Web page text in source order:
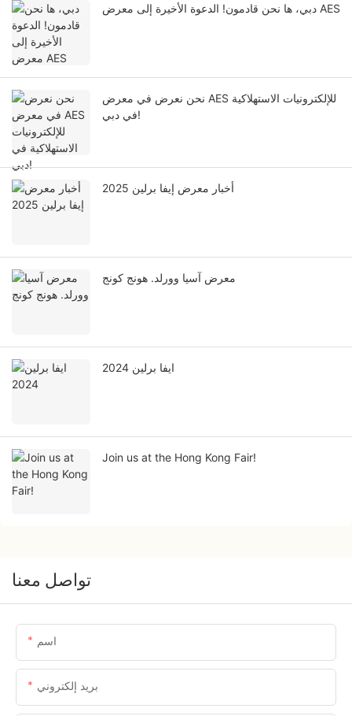
دبي، ها نحن قادمون! الدعوة الأخيرة إلى معرض AES
نحن نعرض في معرض AES للإلكترونيات الاستهلاكية
في دبي!
أخبار معرض إيفا برلين 2025
معرض آسيا وورلد. هونج كونج
ايفا برلين 2024
Join us at the Hong Kong Fair!
تواصل معنا
اسم
بريد إلكتروني